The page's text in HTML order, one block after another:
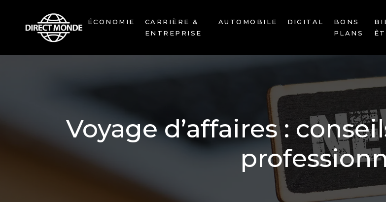
ÉCONOMIE
CARRIÈRE &
ENTREPRISE
AUTOMOBILE DIGITAL
BONS
PLANS
Voyage d’affaires :